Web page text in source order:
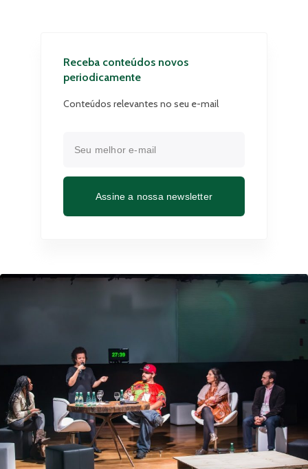
Receba conteúdos novos
periodicamente
Conteúdos relevantes no seu e-mail
Assine a nossa newsletter